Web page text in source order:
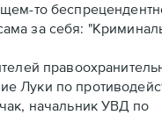
то
за себя:
Луки по
начальник УВД по